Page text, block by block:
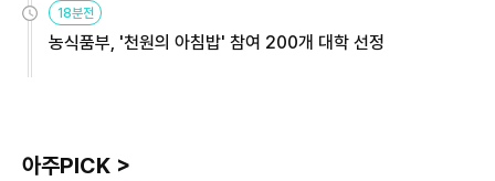
18분전
농식품부, '천원의 아침밥' 참여 200개 대학 선정
아주PICK >